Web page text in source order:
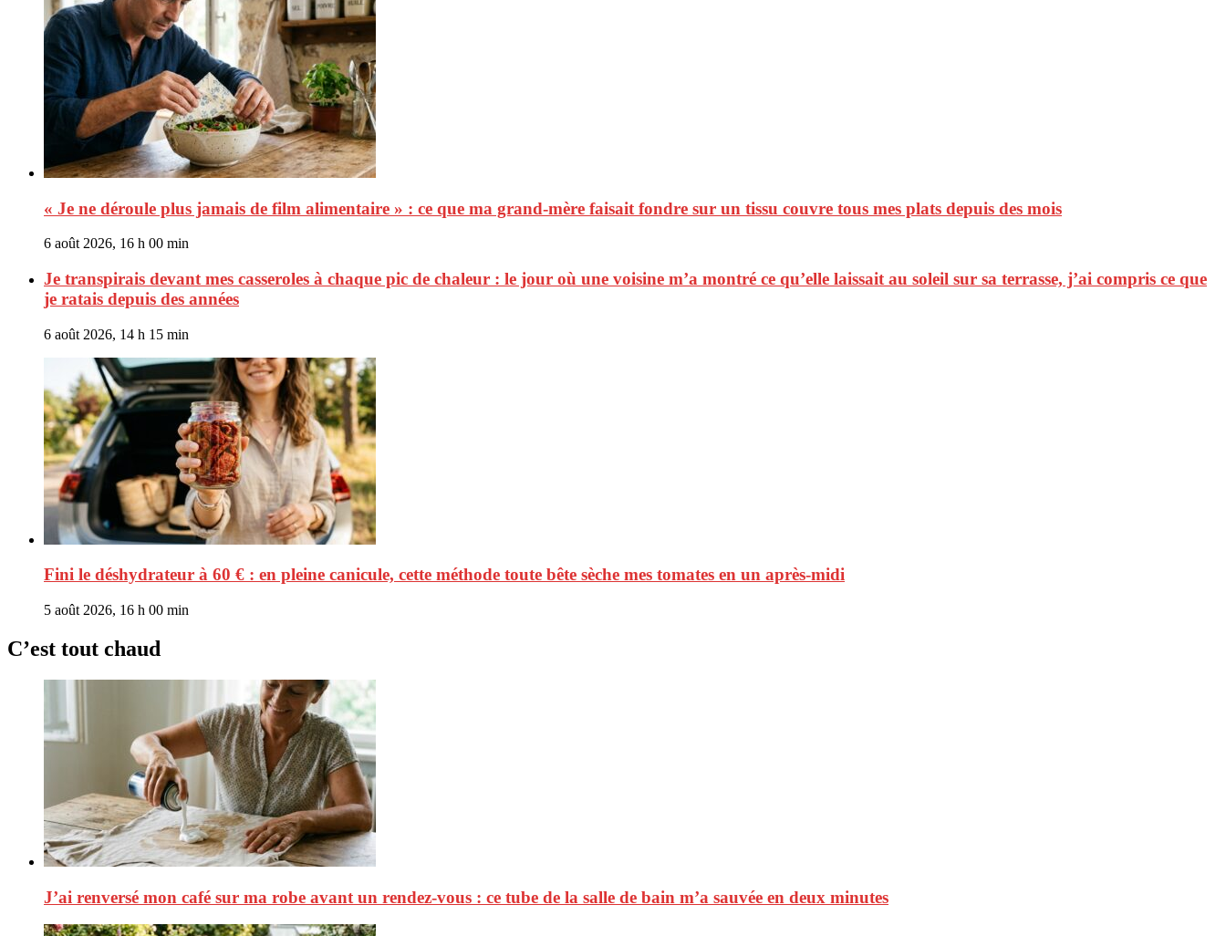
« Je ne déroule plus jamais de film alimentaire » : ce que ma grand-mère faisait fondre sur un tissu couvre tous mes plats depuis des mois
6 août 2026, 16 h 00 min
Je transpirais devant mes casseroles à chaque pic de chaleur : le jour où une voisine m’a montré ce qu’elle laissait au soleil sur sa terrasse, j’ai compris ce que
je ratais depuis des années
6 août 2026, 14 h 15 min
Fini le déshydrateur à 60 € : en pleine canicule, cette méthode toute bête sèche mes tomates en un après-midi
5 août 2026, 16 h 00 min
C’est tout chaud
J’ai renversé mon café sur ma robe avant un rendez-vous : ce tube de la salle de bain m’a sauvée en deux minutes